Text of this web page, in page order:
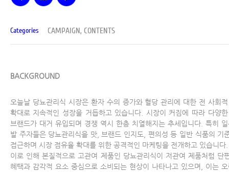
Categories CAMPAIGN, CONTENTS
BACKGROUND
오늘날 당뇨관리식 시장은 환자 수의 증가와 혈당 관리에 대한 전 사회
확대로 지속적인 성장을 거듭하고 있습니다. 시장이 커짐에 따라 다양
브랜드가 대거 유입되며 경쟁 역시 한층 치열해지는 추세입니다. 특히
발 주자들은 당뇨관리식을 맛, 브랜드 인지도, 편의성 등 일반 식품의 기
접근하며 시장 점유율 확대를 위한 공격적인 마케팅을 전개하고 있습니다.
이로 인해 본질적으로 고관여 제품인 당뇨관리식이 저관여 제품처럼 단
혜택과 감각적 요소 중심으로 소비되는 현상이 나타나고 있으며, 이는